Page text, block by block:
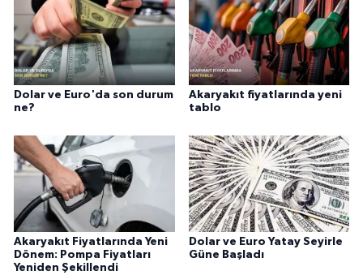
Dolar ve Euro'da son durum
ne?
Akaryakıt fiyatlarında yeni
tablo
Akaryakıt Fiyatlarında Yeni
Dönem: Pompa Fiyatları
Yeniden Şekillendi
Dolar ve Euro Yatay Seyirle
Güne Başladı